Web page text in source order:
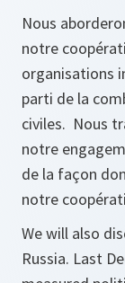
Nous
notre
organisations
parti de la
civiles. Nous
notre
de la façon
notre
We will also
Russia. Last